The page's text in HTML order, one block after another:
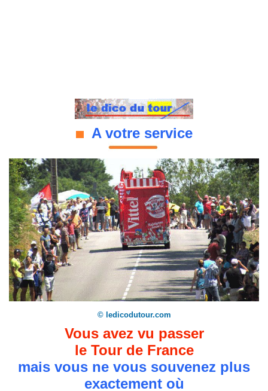
A votre service
© ledicodutour.com
Vous avez vu passer
le Tour de France
mais vous ne vous souvenez plus
exactement où